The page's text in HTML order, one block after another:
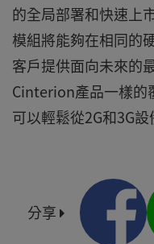
的全局部署和快速上
模組將能夠在相同的
客戶提供面向未來的
Cinterion產品一樣的
可以輕鬆從2G和3G設
分享